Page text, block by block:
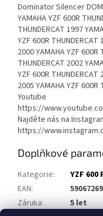
Dominator Silencer
YAMAHA YZF 600R
THUNDERCAT 1997
YZF 600R THUNDERCAT
2000 YAMAHA YZF 600R
THUNDERCAT 2002
YZF 600R THUNDERCAT
2005 YAMAHA YZF 600R
Youtube
https://
Najděte nás na
https://
Doplňkové
Kategorie:
YZF
EAN:
Záruka:
5 let